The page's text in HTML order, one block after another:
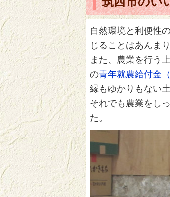
自然環境と利便性
じることはあんま
また、農業を行う
の青年就農給付金
縁もゆかりもない
それでも農業をし
た。